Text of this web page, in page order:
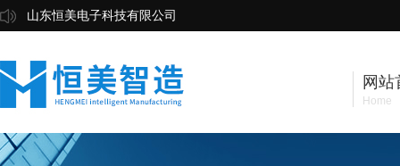
山东恒美电子科技有限公司
网站
Home